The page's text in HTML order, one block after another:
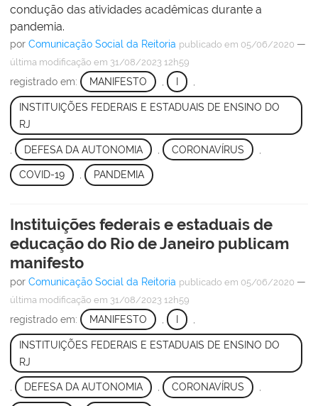
condução das atividades acadêmicas durante a
pandemia.
por Comunicação Social da Reitoria publicado em 05/06/2020 —
última modificação em 31/08/2023 12h59
registrado em: MANIFESTO
INSTITUIÇÕES FEDERAIS E ESTADUAIS DE ENSINO DO
RJ
DEFESA DA AUTONOMIA CORONAVÍRUS
COVID-19 , PANDEMIA
Instituições federais e estaduais de
educação do Rio de Janeiro publicam
manifesto
por Comunicação Social da Reitoria publicado em 05/06/2020 —
última modificação em 31/08/2023 12h59
registrado em: MANIFESTO
INSTITUIÇÕES FEDERAIS E ESTADUAIS DE ENSINO DO
RJ
, DEFESA DA AUTONOMIA , CORONAVÍRUS ,